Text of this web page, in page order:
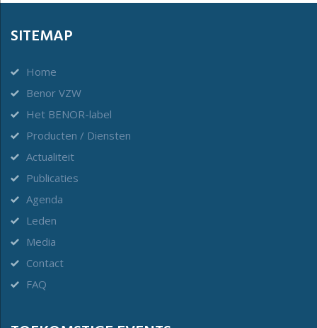
SITEMAP
Home
Benor VZW
Het BENOR-label
Producten / Diensten
Actualiteit
Publicaties
Agenda
Leden
Media
Contact
FAQ